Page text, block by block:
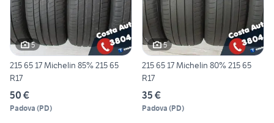
5
215 65 17 Michelin 85% 215 65
R17
50 €
Padova (PD)
5
215 65 17 Michelin 80% 215 65
R17
35 €
Padova (PD)